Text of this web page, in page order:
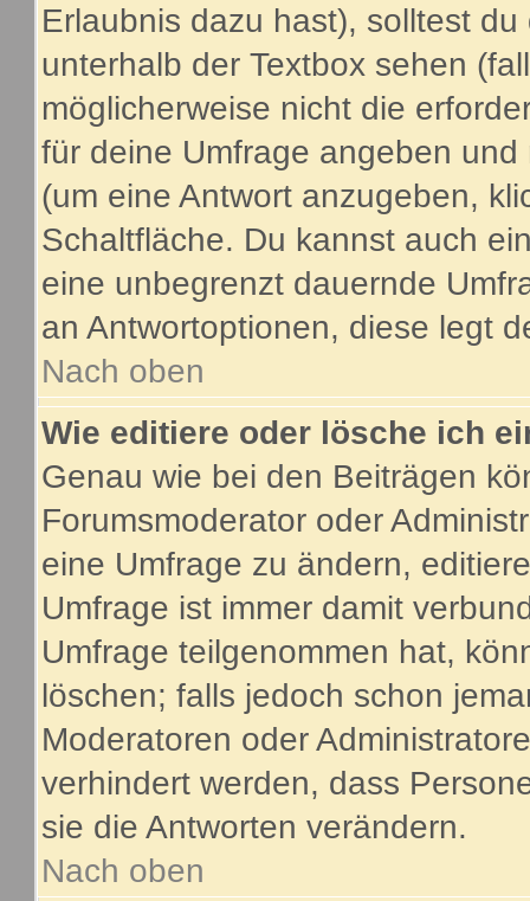
Erlaubnis dazu hast), solltest
unterhalb der Textbox sehen
möglicherweise nicht die
für deine Umfrage angeben
(um eine Antwort anzugeben,
Schaltfläche. Du kannst auch
eine unbegrenzt dauernde
an Antwortoptionen, diese legt
Nach oben
Wie editiere oder lösche ich
Genau wie bei den Beiträgen
Forumsmoderator oder
eine Umfrage zu ändern,
Umfrage ist immer damit
Umfrage teilgenommen hat,
löschen; falls jedoch schon
Moderatoren oder
verhindert werden, dass
sie die Antworten verändern.
Nach oben